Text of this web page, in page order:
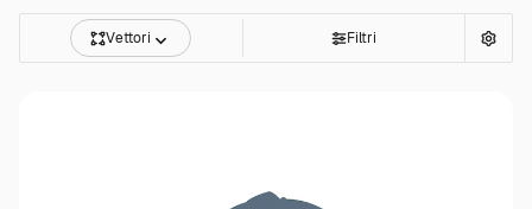
Vettori Filtri